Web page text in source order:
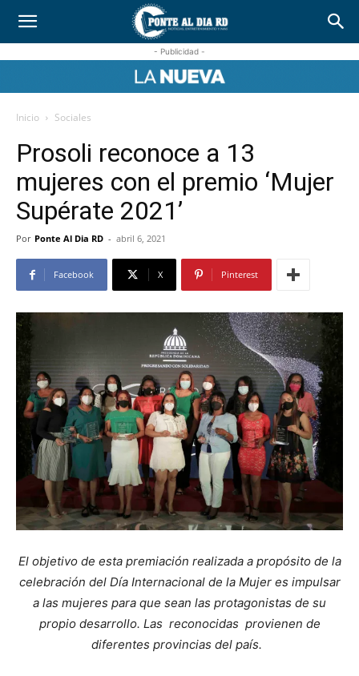
- Publicidad -
Inicio Sociales
Prosoli reconoce a 13
mujeres con el premio ‘Mujer
Supérate 2021’
Por Ponte Al Dia RD - abril 6, 2021
Facebook X Pinterest
El objetivo de esta premiación realizada a propósito de la
celebración del Día Internacional de la Mujer es impulsar
a las mujeres para que sean las protagonistas de su
propio desarrollo. Las reconocidas provienen de
diferentes provincias del país.